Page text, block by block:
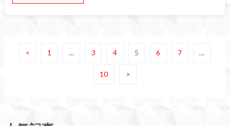
< 1 … 3 4 5 6 7 …
10 >